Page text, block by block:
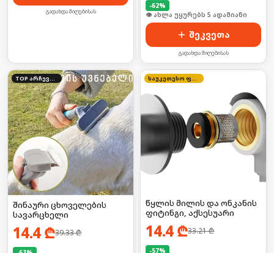
გადახდა მიღებისას
-62%
შეკვეთა
გადახდა მიღებისას
TOP არჩევანი
შინაური ცხოველების
სავარცხელი
14.4₾39.33₾
საუკეთესო ფასი
წყლის მილის და ონკანის
ფიტინგი, აქსესუარი
14.4₾33.21₾
-57%